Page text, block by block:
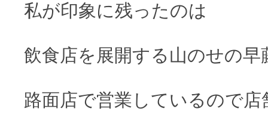
私が印象に残ったのは
飲食店を展開する山のせの早
路面店で営業しているので